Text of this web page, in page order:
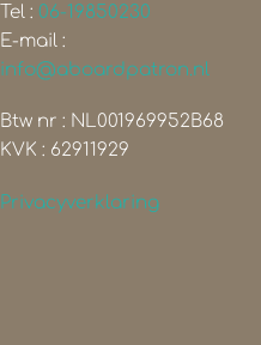
Tel : 06-19850230
E-mail :
info@aboardpatron.nl
Btw nr : NL001969952B68
KVK : 62911929
Privacyverklaring